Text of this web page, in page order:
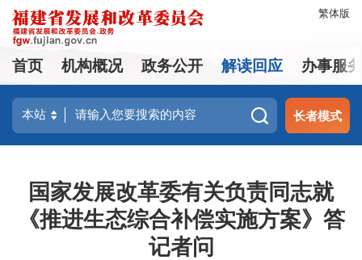
繁体版
首页 机构概况 政务公开 解读回应 办事服
长者模式
国家发展改革委有关负责同志就
《推进生态综合补偿实施方案》答
记者问